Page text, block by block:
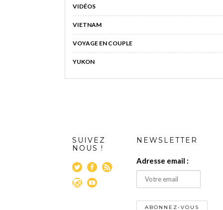
VIDÉOS
VIETNAM
VOYAGE EN COUPLE
YUKON
SUIVEZ
NOUS !
NEWSLETTER
Adresse email :